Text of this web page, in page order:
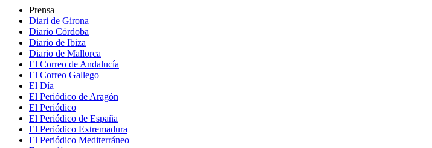
Prensa
Diari de Girona
Diario Córdoba
Diario de Ibiza
Diario de Mallorca
El Correo de Andalucía
El Correo Gallego
El Día
El Periódico de Aragón
El Periódico
El Periódico de España
El Periódico Extremadura
El Periódico Mediterráneo